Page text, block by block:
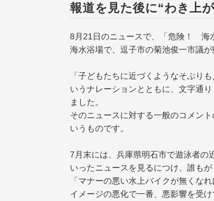
報道を見た後に“わき上
8月21日のニュースで、「危険！ 海
海水浴場で、逗子市の菊池俊一市議が
「子どもたちに近づくようなそぶり
いうナレーションとともに、文字通
ました。
そのニュースに対する一般のコメン
いうものです。
7月末には、兵庫県明石市で遊泳者の
いったニュースを見るにつけ、誰も
「マナーの悪い水上バイクが無くな
イメージの悪化で一番、悪影響を受